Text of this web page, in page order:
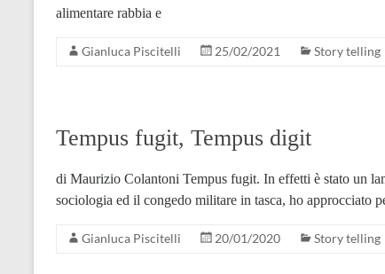
alimentare rabbia e
Gianluca Piscitelli 25/02/2021 Story telling
Tempus fugit, Tempus digit
di Maurizio Colantoni Tempus fugit. In effetti è stato un
sociologia ed il congedo militare in tasca, ho approcciato
Gianluca Piscitelli 20/01/2020 Story telling